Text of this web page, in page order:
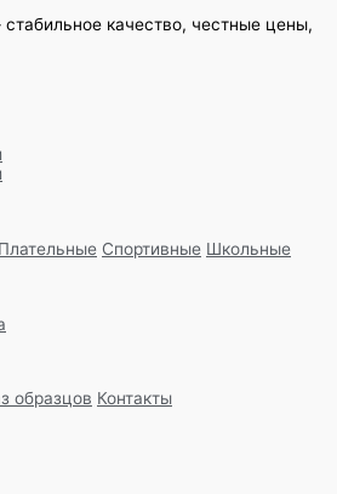
качество, честные цены,
Плательные Спортивные Школьные
образцов Контакты